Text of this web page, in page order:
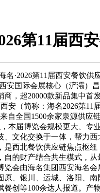
第11届西
第11届西安餐饮供
安国际会展核心（浐灞
，超20000款新品集中
安（简称：海名2026第
自全国1500余家泉源供
本届博览会规模更大、
文化交换于一体，帮力
西北餐饮供应链焦点枢
的财产结合共生模式，
会由海名集团西安海名
、银川、运城、洛阳、
创等100余达人报道。